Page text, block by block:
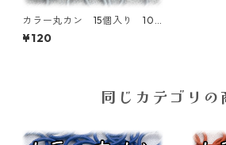
カラー丸カン 15個入り 10
㎜ ホワイト【MCC-10-WH
T】
¥120
同じカテゴリの